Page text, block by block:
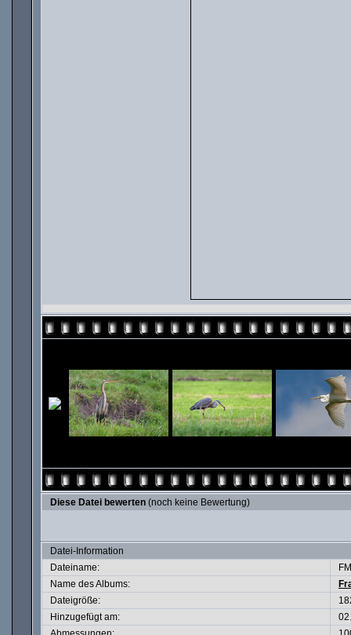
Diese Datei bewerten (noch keine Bewertung)
Datei-Information
Dateiname:
Name des Albums:
Dateigröße:
Hinzugefügt am: